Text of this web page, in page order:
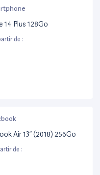
14 Plus 128Go
de :
Air 13” (2018) 256Go
de :